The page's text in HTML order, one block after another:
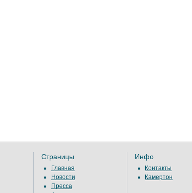
Страницы
Главная
Новости
Пресса
Инфо
Контакты
Камертон